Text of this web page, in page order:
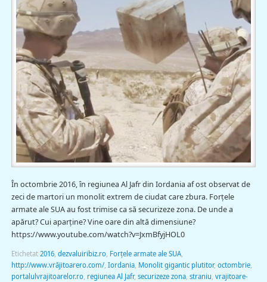
În octombrie 2016, în regiunea Al Jafr din Iordania af ost observat de
zeci de martori un monolit extrem de ciudat care zbura. Forţele
armate ale SUA au fost trimise ca să securizeze zona. De unde a
apărut? Cui aparţine? Vine oare din altă dimensiune?
https://www.youtube.com/watch?v=JxmBfyjHOL0
Etichetat 2016, dezvaluiribiz.ro, Forţele armate ale SUA,
http://www.vrăjitoarero.com/, Iordania, Monolit gigantic plutitor, octombrie,
portalulvrajitoarelor.ro, regiunea Al Jafr, securizeze zona, straniu, vrajitoare-